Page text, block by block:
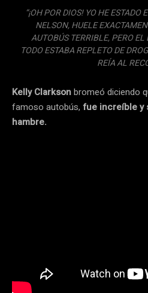
“¡OH POR DIOS! YO HE
NELSON, HUELE
AUTOBÚS TERRIBLE, PERO
TODO ESTABA REPLETO DE
REÍA AL
Kelly Clarksonbromeó diciendo
famoso autobús, fue increíble y
hambre.